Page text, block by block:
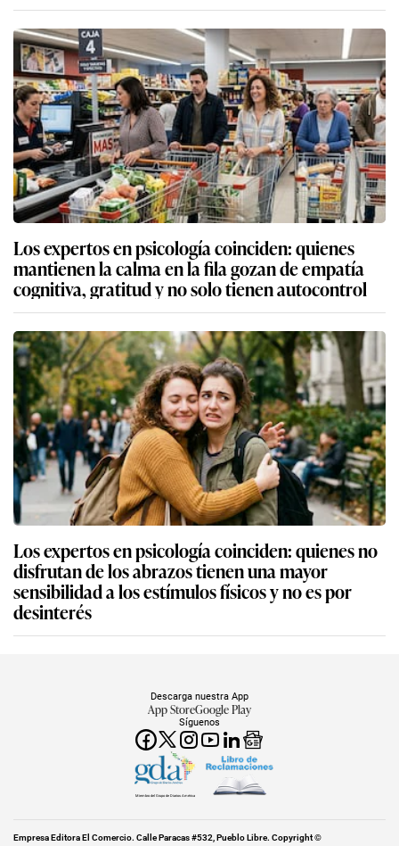
Los expertos en psicología coinciden: quienes
mantienen la calma en la fila gozan de empatía
cognitiva, gratitud y no solo tienen autocontrol
Los expertos en psicología coinciden: quienes no
disfrutan de los abrazos tienen una mayor
sensibilidad a los estímulos físicos y no es por
desinterés
Síguenos
Descarga nuestra App
App StoreGoogle Play
Miembro del Grupo de Diarios América
Empresa Editora El Comercio. Calle Paracas #532, Pueblo Libre. Copyright ©